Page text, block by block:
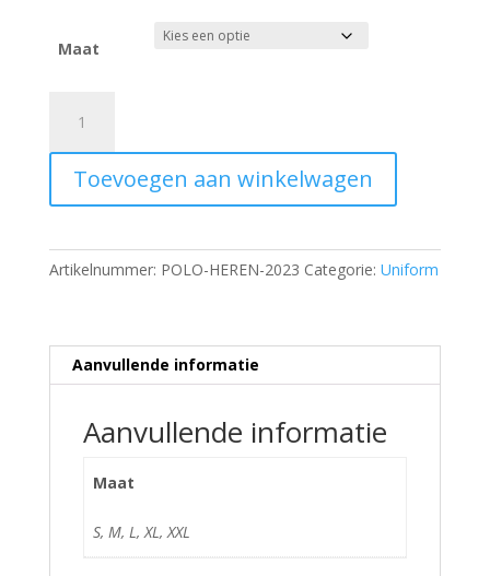
Maat
Heren
2023
aantalToevoegen aan winkelwagen
Artikelnummer: POLO-HEREN-2023 Categorie: Uniform
Aanvullende informatie
Aanvullende informatie
Maat
S, M, L, XL, XXL